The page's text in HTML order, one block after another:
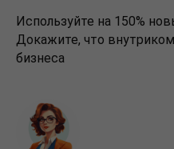
Используйте на 150%
Докажите, что
бизнеса